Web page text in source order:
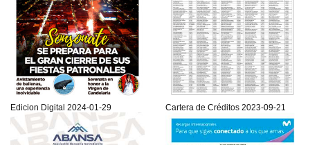
Edicion Digital 2024-01-29 Cartera de Créditos 2023-09-21